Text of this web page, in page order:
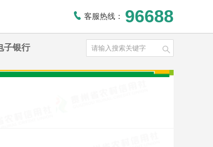
客服热线： 96688
子银行